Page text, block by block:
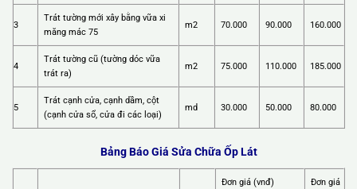
3
Trát tường mới xây bằng vữa xi
măng mác 75
m2 70.000 90.000 160.000
4
Trát tường cũ (tường dóc vữa
trát ra)
m2 75.000 110.000 185.000
5
Trát cạnh cửa, cạnh dầm, cột
(cạnh cửa sổ, cửa đi các loại)
md 30.000 50.000 80.000
Bảng Báo Giá Sửa Chữa Ốp Lát
Đơn giá (vnđ)
Đơn giá